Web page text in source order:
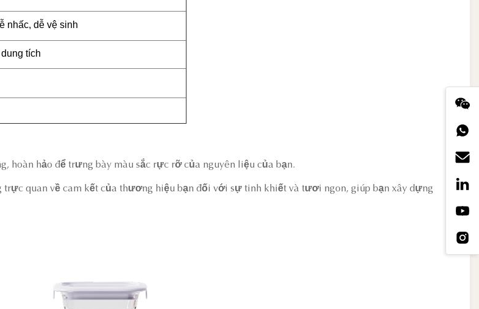
nhấc, dễ vệ sinh
tích
hoàn hảo để trưng bày màu sắc rực rỡ của nguyên liệu của bạn.
quan về cam kết của thương hiệu bạn đối với sự tinh khiết và tươi ngon, giúp bạn xây dựng